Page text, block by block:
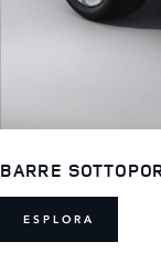
BARRE
ESPLORA